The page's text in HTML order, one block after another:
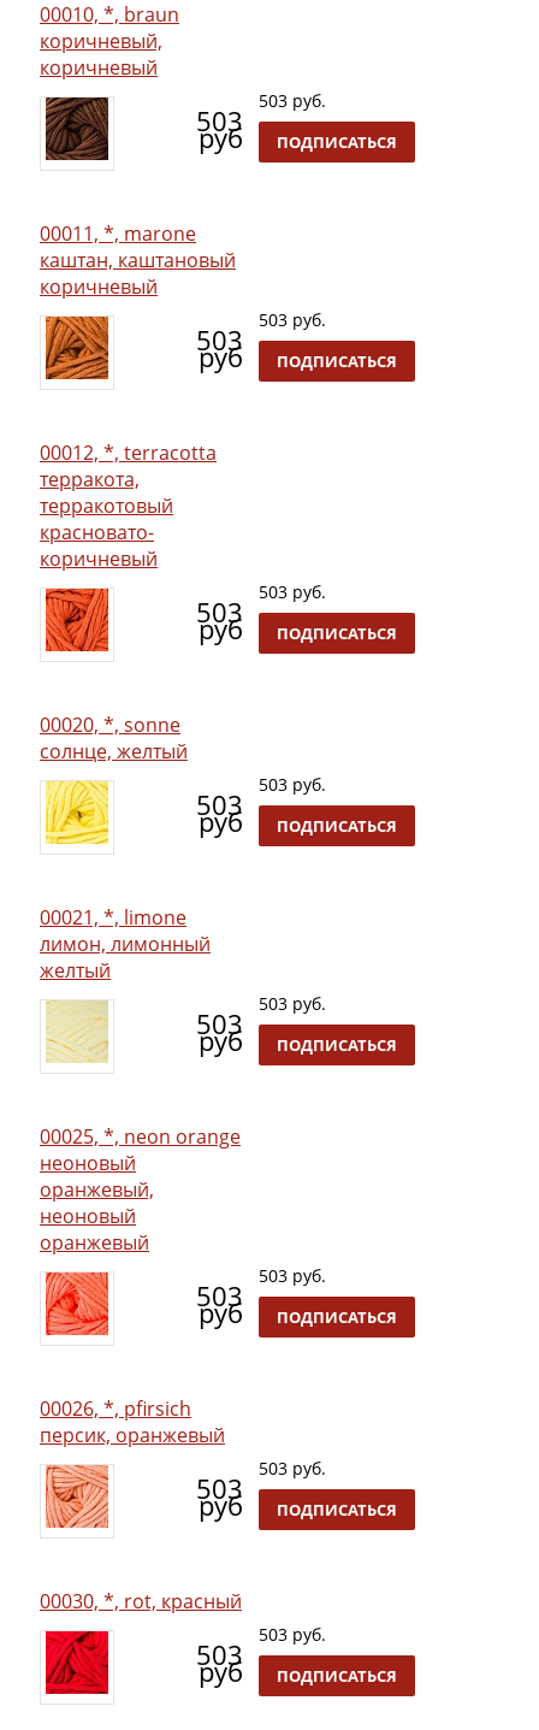
00010, *, braun
коричневый,
коричневый
503
руб
503 руб.
ПОДПИСАТЬСЯ
00011, *, marone
каштан, каштановый
коричневый
503
руб
503 руб.
ПОДПИСАТЬСЯ
00012, *, terracotta
терракота,
терракотовый
красновато-
коричневый
503
руб
503 руб.
ПОДПИСАТЬСЯ
00020, *, sonne
солнце, желтый
503
руб
503 руб.
ПОДПИСАТЬСЯ
00021, *, limone
лимон, лимонный
желтый
503
руб
503 руб.
ПОДПИСАТЬСЯ
00025, *, neon orange
неоновый
оранжевый,
неоновый
оранжевый
503
руб
503 руб.
ПОДПИСАТЬСЯ
00026, *, pfirsich
персик, оранжевый
503
руб
503 руб.
ПОДПИСАТЬСЯ
00030, *, rot, красный
503
руб
503 руб.
ПОДПИСАТЬСЯ